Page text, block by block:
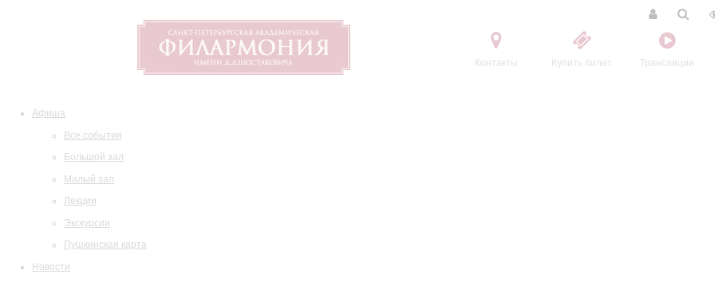
Контакты Купить билет Трансляции
Афиша
Все события
Большой зал
Малый зал
Лекции
Экскурсии
Пушкинская карта
Новости